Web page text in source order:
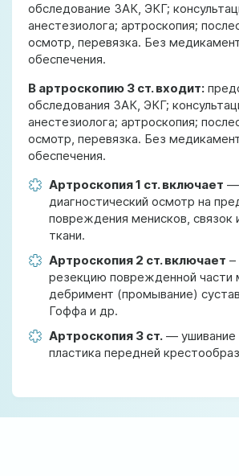
обследование ЗАК, ЭКГ;
анестезиолога; артроскопия;
осмотр, перевязка. Без
обеспечения.
В артроскопию 3 ст. входит:
обследования ЗАК, ЭКГ;
анестезиолога; артроскопия;
осмотр, перевязка. Без
обеспечения.
Артроскопия 1 ст. включает —
диагностический осмотр на
повреждения менисков, связок
ткани.
Артроскопия 2 ст. включает –
резекцию поврежденной части
дебримент (промывание)
Гоффа и др.
Артроскопия 3 ст. — ушивание
пластика передней